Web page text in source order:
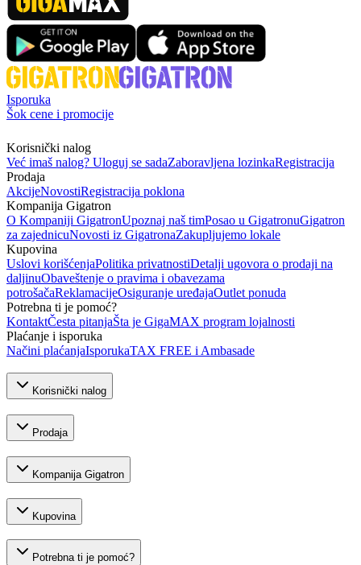
Isporuka
Šok cene i promocije
Korisnički nalog
Već imaš nalog? Uloguj se sadaZaboravljena lozinkaRegistracija
Prodaja
AkcijeNovostiRegistracija poklona
Kompanija Gigatron
O Kompaniji GigatronUpoznaj naš timPosao u GigatronuGigatron
za zajednicuNovosti iz GigatronaZakupljujemo lokale
Kupovina
Uslovi korišćenjaPolitika privatnostiDetalji ugovora o prodaji na
daljinuObaveštenje o pravima i obavezama
potrošačaReklamacijeOsiguranje uređajaOutlet ponuda
Potrebna ti je pomoć?
KontaktČesta pitanjaŠta je GigaMAX program lojalnosti
Plaćanje i isporuka
Načini plaćanjaIsporukaTAX FREE i Ambasade
Korisnički nalog
Prodaja
Kompanija Gigatron
Kupovina
Potrebna ti je pomoć?